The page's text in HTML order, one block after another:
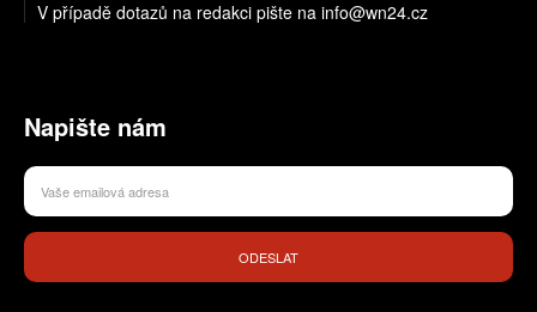
V případě dotazů na redakci pište na info@wn24.cz
Napište nám
ODESLAT